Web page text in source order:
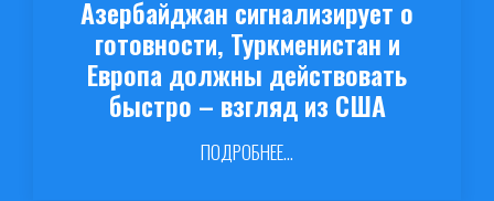
Азербайджан сигнализирует о
готовности, Туркменистан и
Европа должны действовать
быстро – взгляд из США
ПОДРОБНЕЕ...